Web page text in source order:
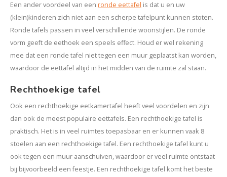
Een ander voordeel van een ronde eettafel is dat u en uw
(klein)kinderen zich niet aan een scherpe tafelpunt kunnen stoten.
Ronde tafels passen in veel verschillende woonstijlen. De ronde
vorm geeft de eethoek een speels effect. Houd er wel rekening
mee dat een ronde tafel niet tegen een muur geplaatst kan worden,
waardoor de eettafel altijd in het midden van de ruimte zal staan.
Rechthoekige tafel
Ook een rechthoekige eetkamertafel heeft veel voordelen en zijn
dan ook de meest populaire eettafels. Een rechthoekige tafel is
praktisch. Het is in veel ruimtes toepasbaar en er kunnen vaak 8
stoelen aan een rechthoekige tafel. Een rechthoekige tafel kunt u
ook tegen een muur aanschuiven, waardoor er veel ruimte ontstaat
bij bijvoorbeeld een feestje. Een rechthoekige tafel komt het beste